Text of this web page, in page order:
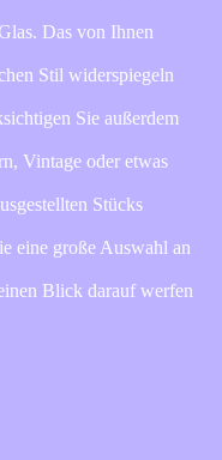
Das von Ihnen
Stil widerspiegeln
Sie außerdem
Vintage oder etwas
Stücks
eine große Auswahl an
Blick darauf werfen